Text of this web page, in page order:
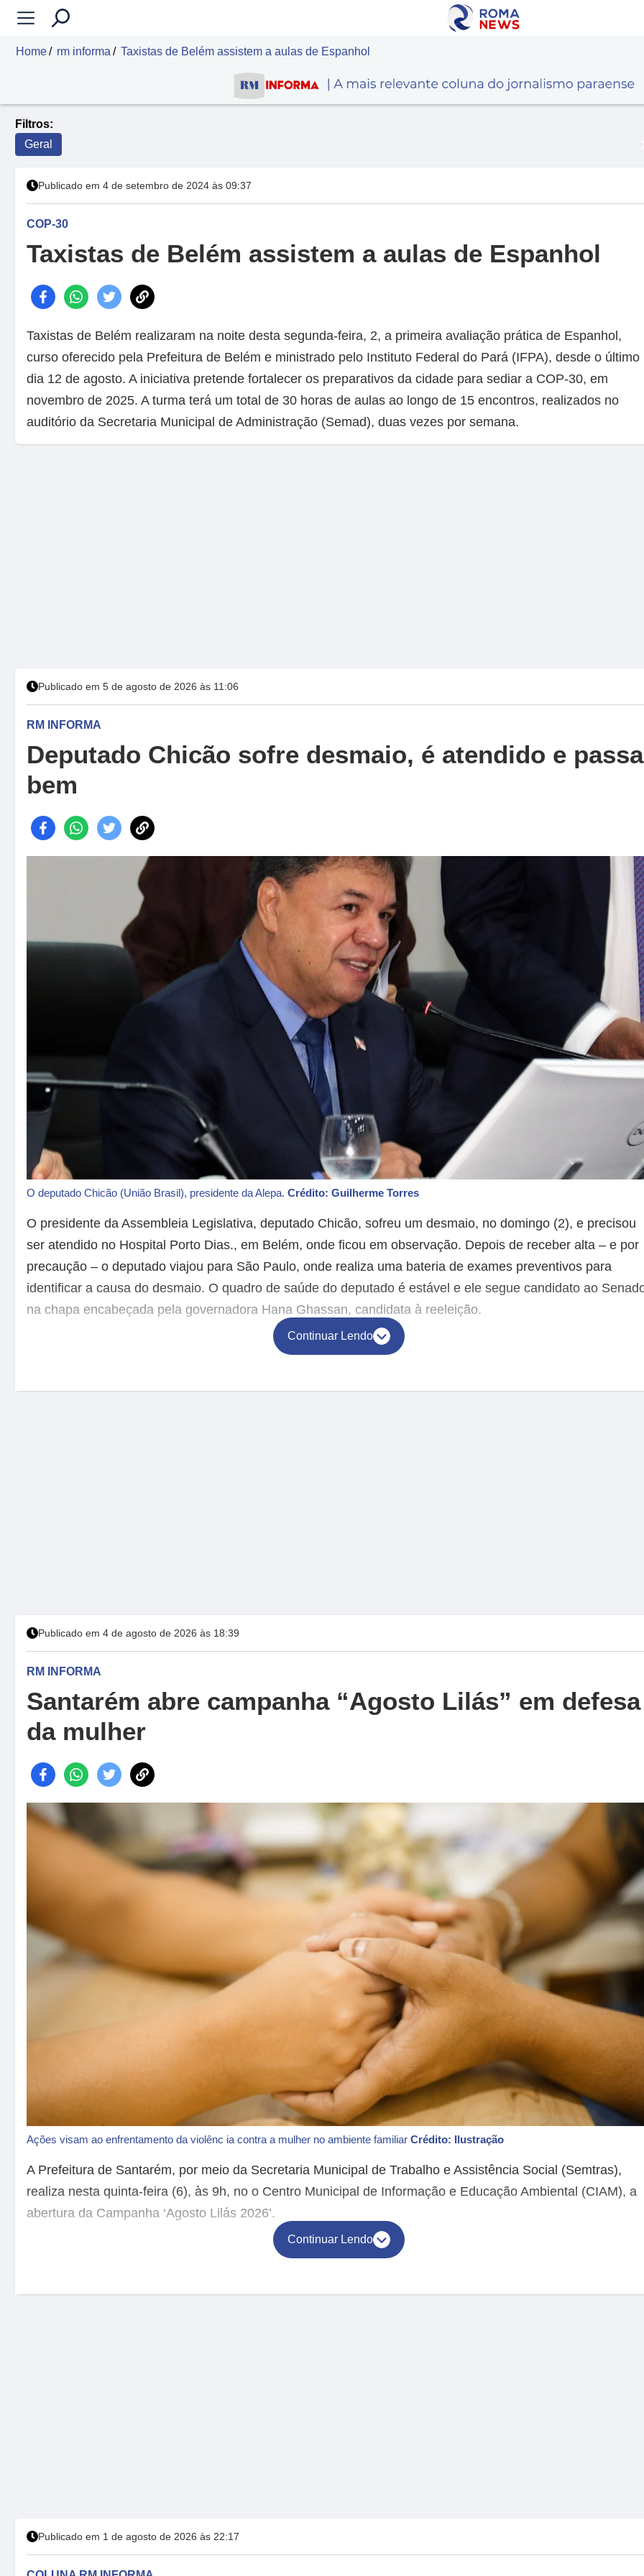
Home rm informa Taxistas de Belém assistem a aulas de Espanhol
Filtros:
Geral
Publicado em 4 de setembro de 2024 às 09:37
COP-30
Taxistas de Belém assistem a aulas de Espanhol
Taxistas de Belém realizaram na noite desta segunda-feira, 2, a primeira avaliação prática de Espanhol,
curso oferecido pela Prefeitura de Belém e ministrado pelo Instituto Federal do Pará (IFPA), desde o último
dia 12 de agosto. A iniciativa pretende fortalecer os preparativos da cidade para sediar a COP-30, em
novembro de 2025. A turma terá um total de 30 horas de aulas ao longo de 15 encontros, realizados no
auditório da Secretaria Municipal de Administração (Semad), duas vezes por semana.
Publicado em 5 de agosto de 2026 às 11:06
RM INFORMA
Deputado Chicão sofre desmaio, é atendido e passa
bem
O deputado Chicão (União Brasil), presidente da Alepa. Crédito: Guilherme Torres
O presidente da Assembleia Legislativa, deputado Chicão, sofreu um desmaio, no domingo (2), e precisou
ser atendido no Hospital Porto Dias., em Belém, onde ficou em observação. Depois de receber alta – e por
precaução – o deputado viajou para São Paulo, onde realiza uma bateria de exames preventivos para
identificar a causa do desmaio. O quadro de saúde do deputado é estável e ele segue candidato ao
na chapa encabeçada pela governadora Hana Ghassan, candidata à reeleição.
Continuar Lendo
Publicado em 4 de agosto de 2026 às 18:39
RM INFORMA
Santarém abre campanha “Agosto Lilás” em defesa
da mulher
Ações visam ao enfrentamento da violênc ia contra a mulher no ambiente familiar Crédito: Ilustração
A Prefeitura de Santarém, por meio da Secretaria Municipal de Trabalho e Assistência Social (Semtras),
realiza nesta quinta-feira (6), às 9h, no o Centro Municipal de Informação e Educação Ambiental (CIAM), a
abertura da Campanha ‘Agosto Lilás 2026’.
Continuar Lendo
Publicado em 1 de agosto de 2026 às 22:17